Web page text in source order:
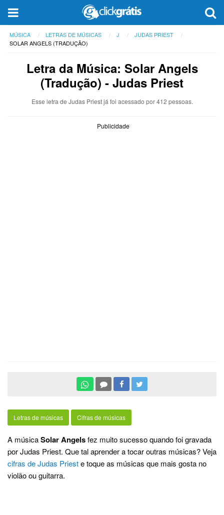
MÚSICA LETRAS DE MÚSICAS J
JUDAS PRIEST
SOLAR ANGELS (TRADUÇÃO)
Letra da Música: Solar Angels
(Tradução) - Judas Priest
Esse letra de Judas Priest já foi acessado por 412 pessoas.
Publicidade
Letras de músicas Cifras de músicas
A músicaSolar Angelsfez muito sucesso quando foi gravada
por Judas Priest. Que tal aprender a tocar outras músicas? Veja
cifras de Judas Prieste toque as músicas que mais gosta no
violão ou guitarra.